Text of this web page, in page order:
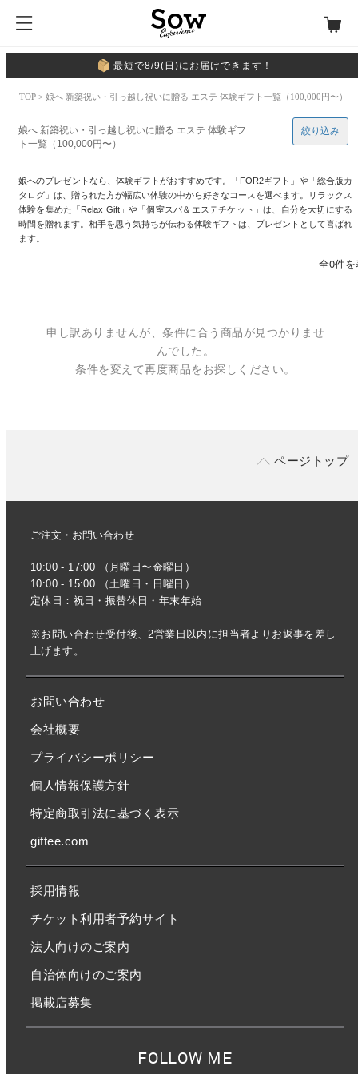
最短で8/9(日)にお届けできます！
TOP > 娘へ 新築祝い・引っ越し祝いに贈る エステ 体験ギフト一覧（100,000円〜）
娘へ 新築祝い・引っ越し祝いに贈る エステ 体験ギフ
ト一覧（100,000円〜）
娘へのプレゼントなら、体験ギフトがおすすめです。「FOR2ギフト」や「総合版カ
タログ」は、贈られた方が幅広い体験の中から好きなコースを選べます。リラックス
体験を集めた「Relax Gift」や「個室スパ＆エステチケット」は、自分を大切にする
時間を贈れます。相手を思う気持ちが伝わる体験ギフトは、プレゼントとして喜ばれ
ます。
絞り込み
全0件
申し訳ありませんが、条件に合う商品が見つかりませ
んでした。
条件を変えて再度商品をお探しください。
ページトップ
ご注文・お問い合わせ
10:00 - 17:00 （月曜日〜金曜日）
10:00 - 15:00 （土曜日・日曜日）
定休日：祝日・振替休日・年末年始
※お問い合わせ受付後、2営業日以内に担当者よりお返事を差し
上げます。
お問い合わせ
会社概要
プライバシーポリシー
個人情報保護方針
特定商取引法に基づく表示
giftee.com
採用情報
チケット利用者予約サイト
法人向けのご案内
自治体向けのご案内
掲載店募集
FOLLOW ME